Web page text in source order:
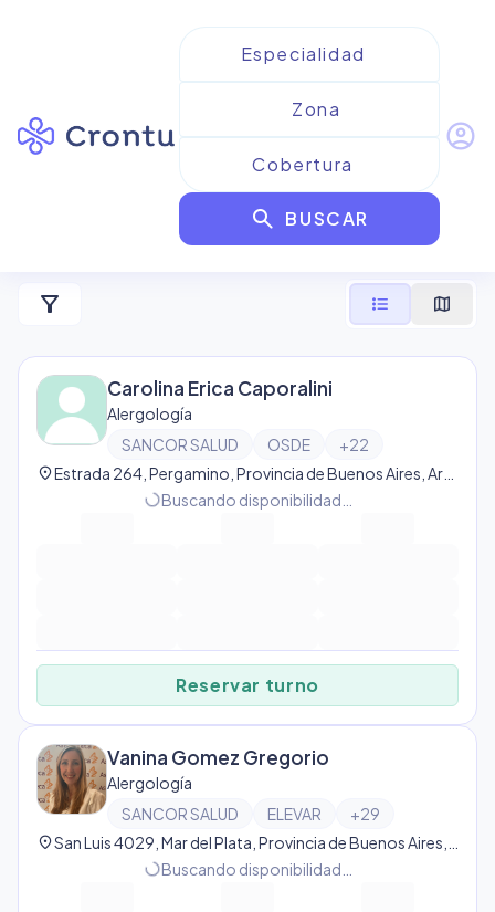
search BUSCAR
account_circle
Resultados paraAlergología
de Sancor Salud
filter_alt format_list_bulleted map
Carolina Erica Caporalini
Alergología
SANCOR SALUD
OSDE +22
location_on
progress_activityBuscando disponibilidad…
Reservar turno
Vanina Gomez Gregorio
Alergología
SANCOR SALUD
ELEVAR +29
location_on
progress_activityBuscando disponibilidad…